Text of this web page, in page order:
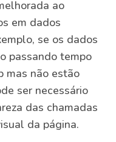
ao
em dados
se os dados
passando tempo
mas não estão
ser necessário
das chamadas
da página.